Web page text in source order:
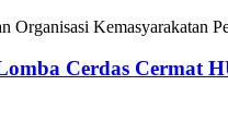
Organisasi Kemasyarakatan
Cerdas Cermat